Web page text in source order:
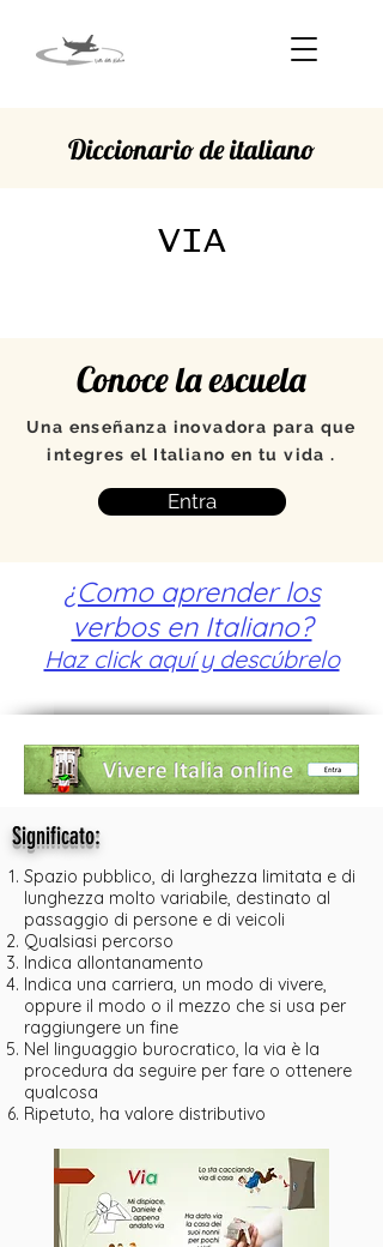
Diccionario de italiano
VIA
Conoce la escuela
Una enseñanza inovadora para que
integres el Italiano en tu vida .
Entra
¿Como aprender los
verbos en Italiano?
Haz click aquí y descúbrelo
Significato:
Spazio pubblico, di larghezza limitata e di
lunghezza molto variabile, destinato al
passaggio di persone e di veicoli
Qualsiasi percorso
Indica allontanamento
Indica una carriera, un modo di vivere,
oppure il modo o il mezzo che si usa per
raggiungere un fine
Nel linguaggio burocratico, la via è la
procedura da seguire per fare o ottenere
qualcosa
Ripetuto, ha valore distributivo